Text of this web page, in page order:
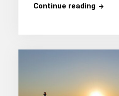
Continue readingQuale
trota?